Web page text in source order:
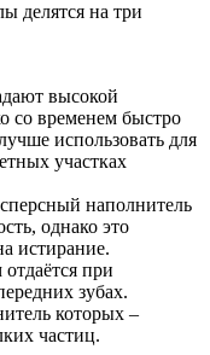
делятся на три
высокой
со временем быстро
использовать для
участках
наполнитель
однако это
истирание.
при
зубах.
которых –
частиц.